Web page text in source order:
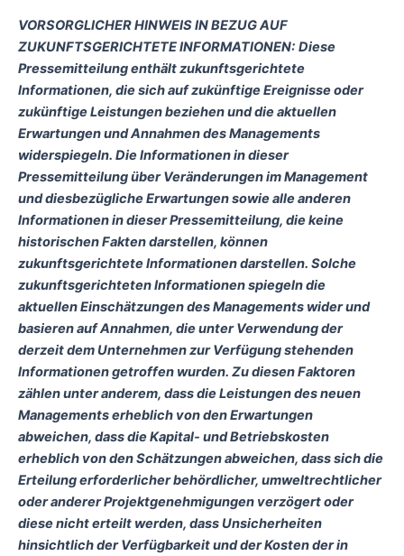
VORSORGLICHER HINWEIS IN BEZUG AUF
ZUKUNFTSGERICHTETE INFORMATIONEN: Diese
Pressemitteilung enthält zukunftsgerichtete
Informationen, die sich auf zukünftige Ereignisse oder
zukünftige Leistungen beziehen und die aktuellen
Erwartungen und Annahmen des Managements
widerspiegeln. Die Informationen in dieser
Pressemitteilung über Veränderungen im Management
und diesbezügliche Erwartungen sowie alle anderen
Informationen in dieser Pressemitteilung, die keine
historischen Fakten darstellen, können
zukunftsgerichtete Informationen darstellen. Solche
zukunftsgerichteten Informationen spiegeln die
aktuellen Einschätzungen des Managements wider und
basieren auf Annahmen, die unter Verwendung der
derzeit dem Unternehmen zur Verfügung stehenden
Informationen getroffen wurden. Zu diesen Faktoren
zählen unter anderem, dass die Leistungen des neuen
Managements erheblich von den Erwartungen
abweichen, dass die Kapital- und Betriebskosten
erheblich von den Schätzungen abweichen, dass sich die
Erteilung erforderlicher behördlicher, umweltrechtlicher
oder anderer Projektgenehmigungen verzögert oder
diese nicht erteilt werden, dass Unsicherheiten
hinsichtlich der Verfügbarkeit und der Kosten der in